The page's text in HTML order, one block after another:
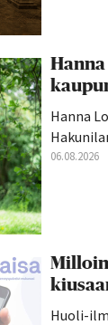
Hanna
06.08.2026
Huoli-